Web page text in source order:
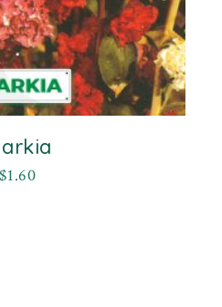
$1.60